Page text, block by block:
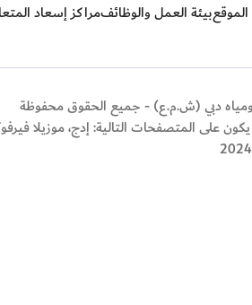
بيئة العمل والوظائفمراكز إسعاد
على المتصفحات التالية: إدج، موزيلا